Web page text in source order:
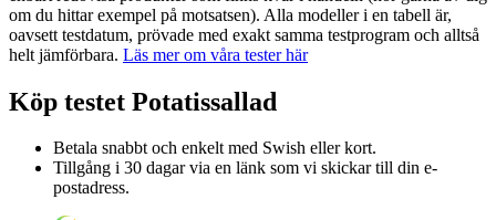
om du hittar exempel på motsatsen). Alla modeller i en tabell är,
oavsett testdatum, prövade med exakt samma testprogram och alltså
helt jämförbara. Läs mer om våra tester här
Köp testet Potatissallad
Betala snabbt och enkelt med Swish eller kort.
Tillgång i 30 dagar via en länk som vi skickar till din e-
postadress.